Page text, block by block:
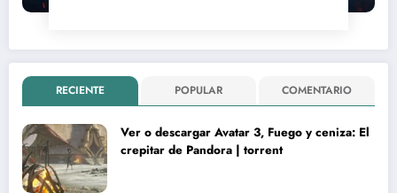
RECIENTE POPULAR COMENTARIO
Ver o descargar Avatar 3, Fuego y ceniza: El
crepitar de Pandora | torrent